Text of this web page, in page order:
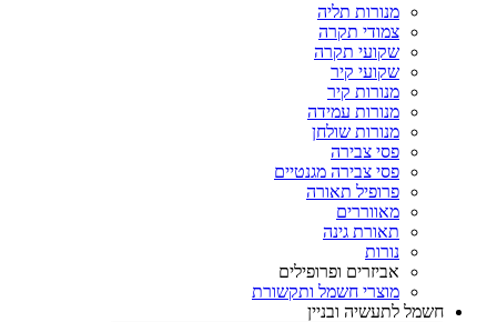
מנורות תליה
צמודי תקרה
שקועי תקרה
שקועי קיר
מנורות קיר
מנורות עמידה
מנורות שולחן
פסי צבירה
פסי צבירה מגנטיים
פרופיל תאורה
מאווררים
תאורת גינה
נורות
אביזרים ופרופילים
מוצרי חשמל ותקשורת
חשמל לתעשיה ובניין